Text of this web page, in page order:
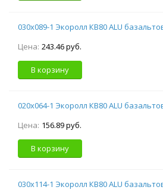
030х089-1 Экоролл КВ80 ALU
Цена: 243.46 руб.
В корзину
020х064-1 Экоролл КВ80 ALU
Цена: 156.89 руб.
В корзину
030х114-1 Экоролл КВ80 ALU